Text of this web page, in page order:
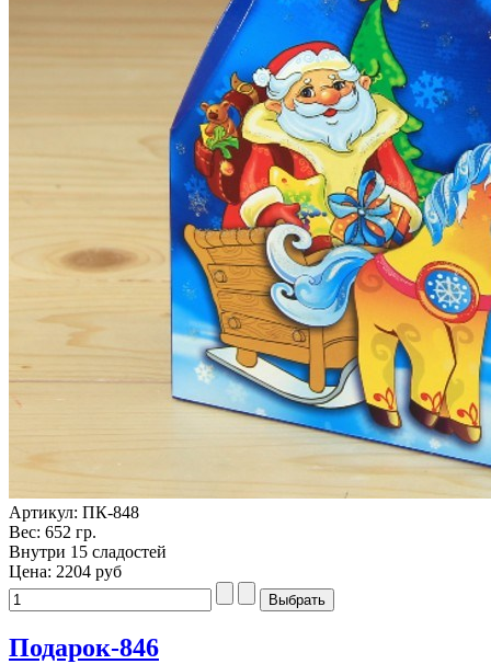
Артикул: ПК-848
Вес: 652 гр.
Внутри 15 сладостей
Цена: 2204 руб
Подарок-846